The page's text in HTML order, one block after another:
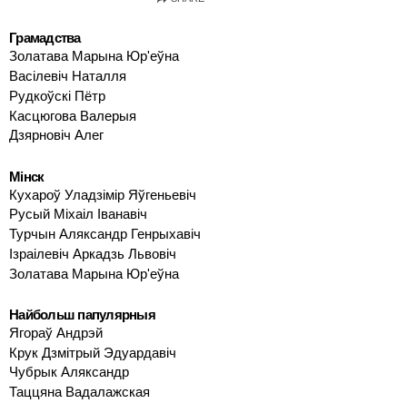
Грамадства
Золатава Марына Юр'еўна
Васілевіч Наталля
Рудкоўскі Пётр
Касцюгова Валерыя
Дзярновіч Алег
Мінск
Кухароў Уладзімір Яўгеньевіч
Русый Міхаіл Іванавіч
Турчын Аляксандр Генрыхавіч
Ізраілевіч Аркадзь Львовіч
Золатава Марына Юр'еўна
Найбольш папулярныя
Ягораў Андрэй
Крук Дзмітрый Эдуардавіч
Чубрык Аляксандр
Таццяна Вадалажская